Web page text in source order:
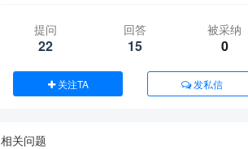
提问
22
回答
15
被采纳
0
关注TA 发私信
相关问题